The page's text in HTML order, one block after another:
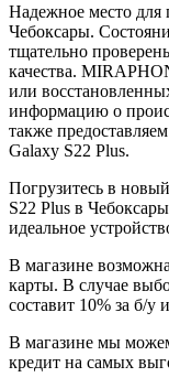
Надежное место для
Чебоксары.
тщательно
качества.
или
информацию о
также
Galaxy S22 Plus.
Погрузитесь в
S22 Plus в
идеальное
В магазине
карты. В случае
составит 10% за б/у
В магазине мы
кредит на самых